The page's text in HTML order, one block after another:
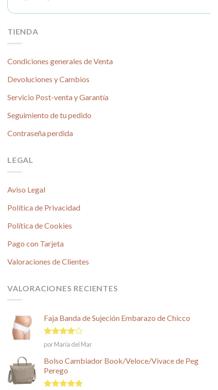
TIENDA
Condiciones generales de Venta
Devoluciones y Cambios
Servicio Post-venta y Garantía
Seguimiento de tu pedido
Contraseña perdida
LEGAL
Aviso Legal
Política de Privacidad
Política de Cookies
Pago con Tarjeta
Valoraciones de Clientes
VALORACIONES RECIENTES
Faja Banda de Sujeción Embarazo de Chicco
Valorado
en
5
por María del Mar
Bolso Cambiador Book/Veloce/Vivace de Peg
Perego